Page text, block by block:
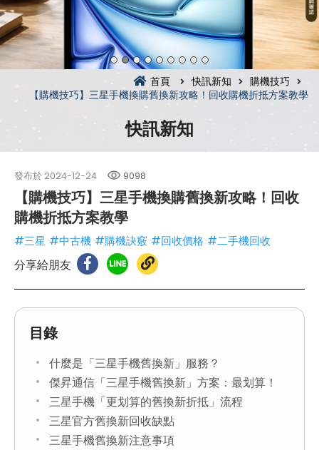
首頁 快訊新知
購機技巧
【購機技巧】三星手機換購舊換新攻略！回收購機折抵方案教學
快訊新知
發布於 2024-12-24 9098
【購機技巧】三星手機換購舊換新攻略！回收
購機折抵方案教學
#三星 #中古機 #購機訣竅 #回收價格 #二手機回收
分享給朋友
目錄
什麼是「三星手機舊換新」服務？
傑昇通信「三星手機舊換新」方案：最划算！
三星手機「更划算的舊換新折抵」流程
三星官方舊換新回收缺點
三星手機舊換新注意事項